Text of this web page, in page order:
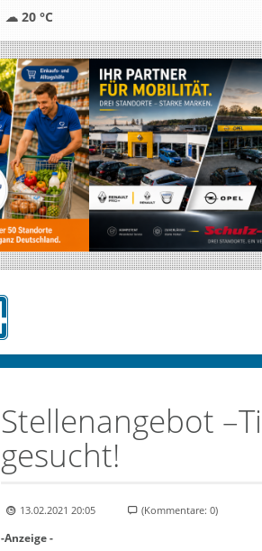
☁ 20 °C
Stellenangebot
gesucht!
13.02.2021 20:05 (Kommentare: 0)
-Anzeige -